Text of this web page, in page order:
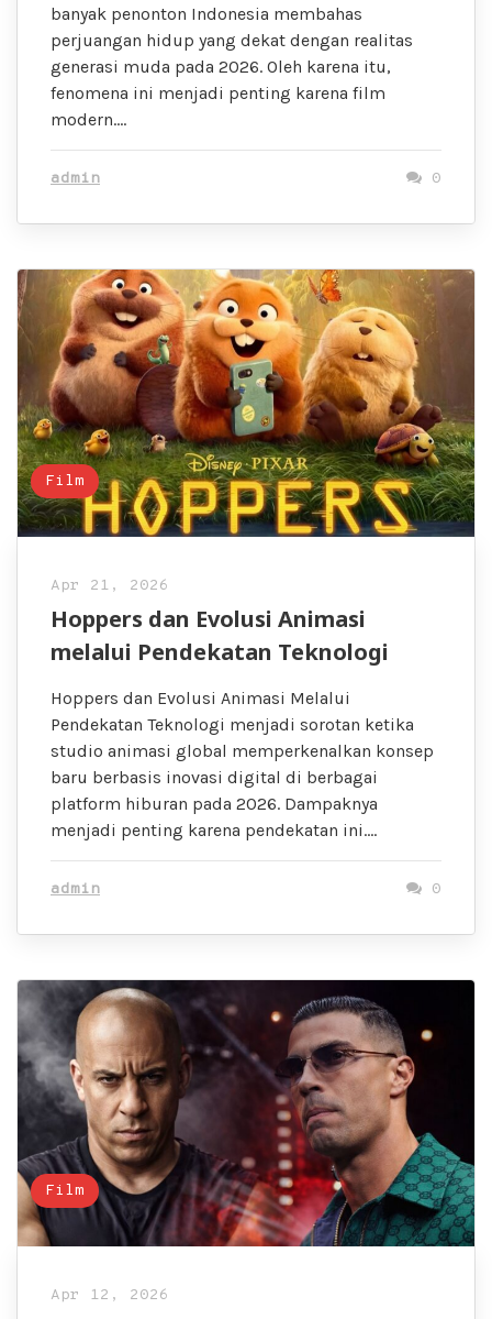
banyak penonton Indonesia membahas
perjuangan hidup yang dekat dengan realitas
generasi muda pada 2026. Oleh karena itu,
fenomena ini menjadi penting karena film
modern….
admin 0
Film
Apr 21, 2026
Hoppers dan Evolusi Animasi
melalui Pendekatan Teknologi
Hoppers dan Evolusi Animasi Melalui
Pendekatan Teknologi menjadi sorotan ketika
studio animasi global memperkenalkan konsep
baru berbasis inovasi digital di berbagai
platform hiburan pada 2026. Dampaknya
menjadi penting karena pendekatan ini….
admin 0
Film
Apr 12, 2026